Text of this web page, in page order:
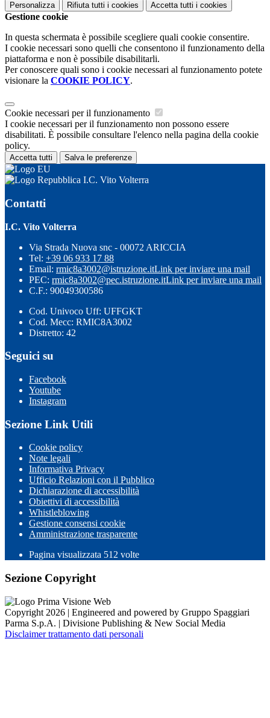
Personalizza Rifiuta tutti i cookies Accetta tutti i cookies
Gestione cookie
In questa schermata è possibile scegliere quali cookie consentire.
I cookie necessari sono quelli che consentono il funzionamento della
piattaforma e non è possibile disabilitarli.
Per conoscere quali sono i cookie necessari al funzionamento potete
visionare la COOKIE POLICY.
Cookie necessari per il funzionamento
I cookie necessari per il funzionamento non possono essere
disabilitati. È possibile consultare l'elenco nella pagina della cookie
policy.
Accetta tutti Salva le preferenze
I.C. Vito Volterra
Contatti
I.C. Vito Volterra
Via Strada Nuova snc - 00072 ARICCIA
Tel: +39 06 933 17 88
Email: rmic8a3002@istruzione.itLink per inviare una mail
PEC: rmic8a3002@pec.istruzione.itLink per inviare una mail
C.F.: 90049300586
Cod. Univoco Uff: UFFGKT
Cod. Mecc: RMIC8A3002
Distretto: 42
Seguici su
Facebook
Youtube
Instagram
Sezione Link Utili
Cookie policy
Note legali
Informativa Privacy
Ufficio Relazioni con il Pubblico
Dichiarazione di accessibilità
Obiettivi di accessibilità
Whistleblowing
Gestione consensi cookie
Amministrazione trasparente
Pagina visualizzata 512 volte
Sezione Copyright
Copyright 2026 | Engineered and powered by Gruppo Spaggiari
Parma S.p.A. | Divisione Publishing & New Social Media
Disclaimer trattamento dati personali